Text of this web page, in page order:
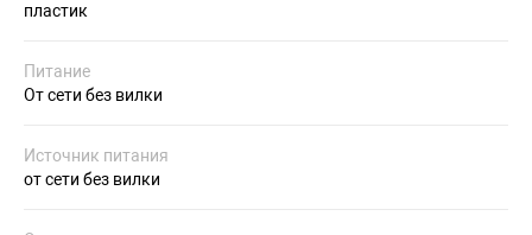
пластик
Питание
От сети без вилки
Источник питания
от сети без вилки